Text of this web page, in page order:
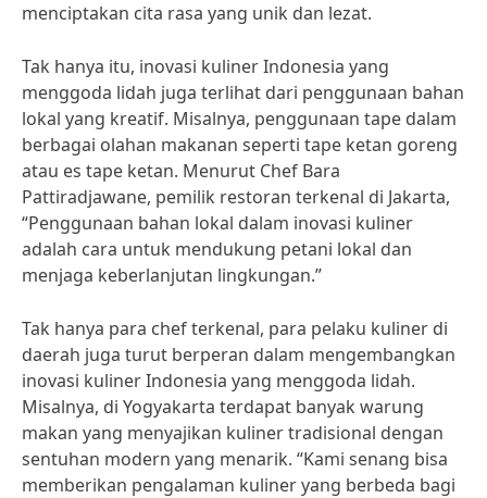
menciptakan cita rasa yang unik dan lezat.
Tak hanya itu, inovasi kuliner Indonesia yang
menggoda lidah juga terlihat dari penggunaan bahan
lokal yang kreatif. Misalnya, penggunaan tape dalam
berbagai olahan makanan seperti tape ketan goreng
atau es tape ketan. Menurut Chef Bara
Pattiradjawane, pemilik restoran terkenal di Jakarta,
“Penggunaan bahan lokal dalam inovasi kuliner
adalah cara untuk mendukung petani lokal dan
menjaga keberlanjutan lingkungan.”
Tak hanya para chef terkenal, para pelaku kuliner di
daerah juga turut berperan dalam mengembangkan
inovasi kuliner Indonesia yang menggoda lidah.
Misalnya, di Yogyakarta terdapat banyak warung
makan yang menyajikan kuliner tradisional dengan
sentuhan modern yang menarik. “Kami senang bisa
memberikan pengalaman kuliner yang berbeda bagi